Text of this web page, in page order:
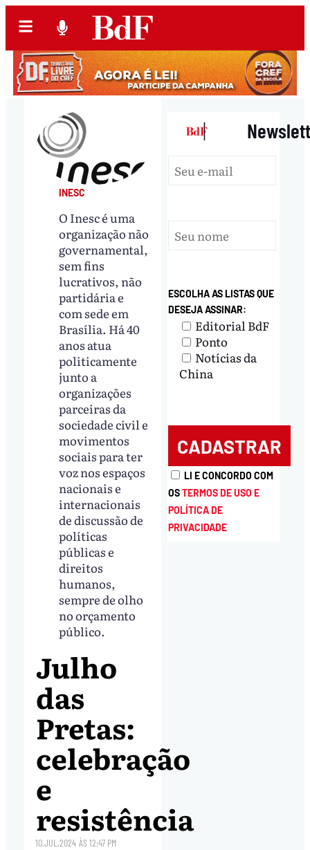
INESC
O Inesc é uma
organização não
governamental,
sem fins
lucrativos, não
partidária e
com sede em
Brasília. Há 40
anos atua
politicamente
junto a
organizações
parceiras da
sociedade civil e
movimentos
sociais para ter
voz nos espaços
nacionais e
internacionais
de discussão de
políticas
públicas e
direitos
humanos,
sempre de olho
no orçamento
público.
Julho
das
Pretas:
celebração
e
resistência
10.JUL.2024 ÀS12:47 PM
|
ESCOLHA AS LISTAS QUE
DESEJA ASSINAR:
Editorial BdF
Ponto
Notícias da
China
LI E CONCORDO COM
OSTERMOS DE USO E
POLÍTICA DE
PRIVACIDADE